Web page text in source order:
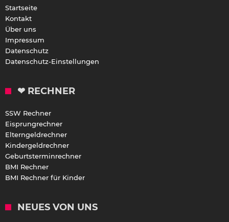
Startseite
Kontakt
Über uns
Impressum
Datenschutz
Datenschutz-Einstellungen
❤ RECHNER
SSW Rechner
Eisprungrechner
Elterngeldrechner
Kindergeldrechner
Geburtsterminrechner
BMI Rechner
BMI Rechner für Kinder
NEUES VON UNS